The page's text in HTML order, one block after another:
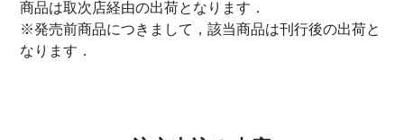
商品は取次店経由の出荷となります．
※発売前商品につきまして，該当商品は刊行後の出荷と
なります．